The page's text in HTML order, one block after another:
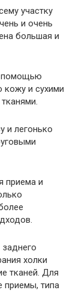
участку
и очень
большая и
помощью
и сухими
и легонько
приема и
холки
тканей. Для
приемы, типа